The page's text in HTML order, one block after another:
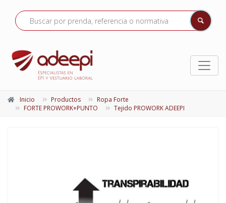
Inicio Productos
Ropa Forte
FORTE PROWORK+PUNTO
Tejido PROWORK ADEEPI